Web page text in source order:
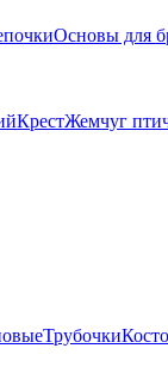
Основы для
КрестЖемчуг
Трубочки